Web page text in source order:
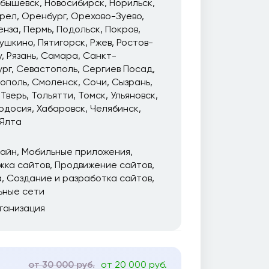
Новосибирск Норильск
Оренбург Орехово-Зуево
Пермь Подольск Покров
Пятигорск Ржев Ростов-
Рязань Самара Санкт-
Севастополь Сергиев Посад
Смоленск Сочи Сызрань
Тверь Тольятти Томск Ульяновск
Хабаровск Челябинск
Мобильные приложения
сайтов Продвижение сайтов
Создание и разработка сайтов
сети
от 30 000 руб. от 20 000 руб.